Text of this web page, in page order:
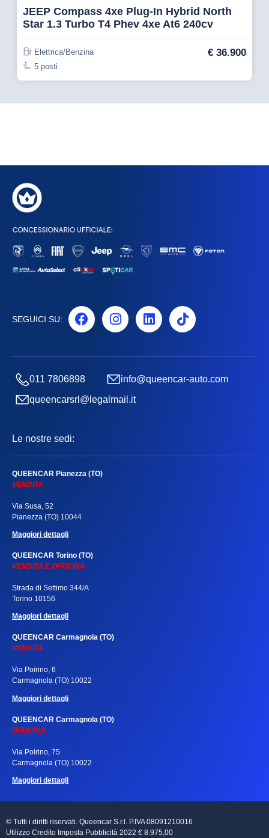
JEEP Compass 4xe Plug-In Hybrid North
Star 1.3 Turbo T4 Phev 4xe At6 240cv
Elettrica/Benzina
5 posti
€ 36.900
SEGUICI SU:
011 7806898
info@queencar-auto.com
queencarsrl@legalmail.it
Le nostre sedi:
QUEENCAR Pianezza (TO)
VENDITA
Via Susa, 52
Pianezza (TO) 10044
Maggiori dettagli
QUEENCAR Torino (TO)
VENDITA E OFFICINA
Strada di Settimo 344/A
Torino 10156
Maggiori dettagli
QUEENCAR Carmagnola (TO)
VENDITA
Via Poirino, 6
Carmagnola (TO) 10022
Maggiori dettagli
QUEENCAR Carmagnola (TO)
OFFICINA
Via Poirino, 75
Carmagnola (TO) 10022
Maggiori dettagli
© Tutti i diritti riservati. Queencar S.r.l. P.IVA 08091210016
Utilizzo Credito Imposta Pubblicità 2022 € 8.975,00